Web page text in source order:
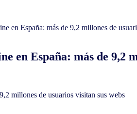
en España: más de 9,2
millones de usuarios visitan sus webs